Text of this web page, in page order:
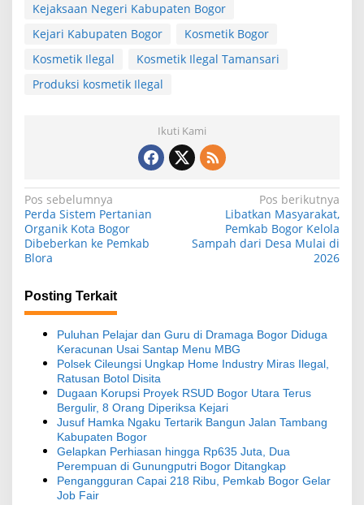
Kejaksaan Negeri Kabupaten Bogor
Kejari Kabupaten Bogor
Kosmetik Bogor
Kosmetik Ilegal
Kosmetik Ilegal Tamansari
Produksi kosmetik Ilegal
Ikuti Kami
N
a
v
g
a
Pos sebelumnya
Perda Sistem Pertanian
Organik Kota Bogor
Dibeberkan ke Pemkab
Blora
Pos berikutnya
Libatkan Masyarakat,
Pemkab Bogor Kelola
Sampah dari Desa Mulai di
2026
Posting Terkait
Puluhan Pelajar dan Guru di Dramaga Bogor Diduga
Keracunan Usai Santap Menu MBG
Polsek Cileungsi Ungkap Home Industry Miras Ilegal,
Ratusan Botol Disita
Dugaan Korupsi Proyek RSUD Bogor Utara Terus
Bergulir, 8 Orang Diperiksa Kejari
Jusuf Hamka Ngaku Tertarik Bangun Jalan Tambang
Kabupaten Bogor
Gelapkan Perhiasan hingga Rp635 Juta, Dua
Perempuan di Gunungputri Bogor Ditangkap
Pengangguran Capai 218 Ribu, Pemkab Bogor Gelar
Job Fair